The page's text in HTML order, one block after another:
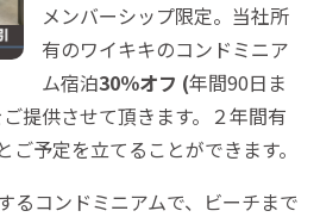
メンバーシップ限定。当社所
有のワイキキのコンドミニア
ム宿泊30％オフ (年間90日ま
提供させて頂きます。２年間有
予定を立てることができます。
るコンドミニアムで、ビーチまで